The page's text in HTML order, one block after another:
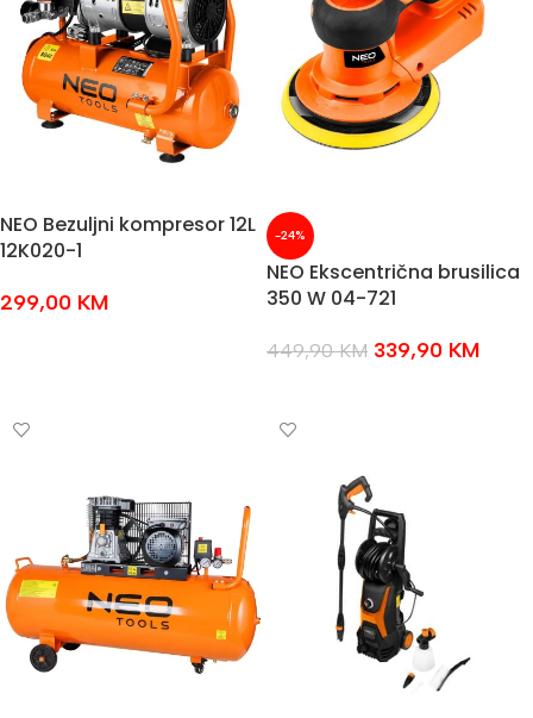
NEO Bezuljni kompresor 12L
12K020-1
299,00 KM
-24%
NEO Ekscentrična brusilica
350 W 04-721
449,90KM 339,90 KM